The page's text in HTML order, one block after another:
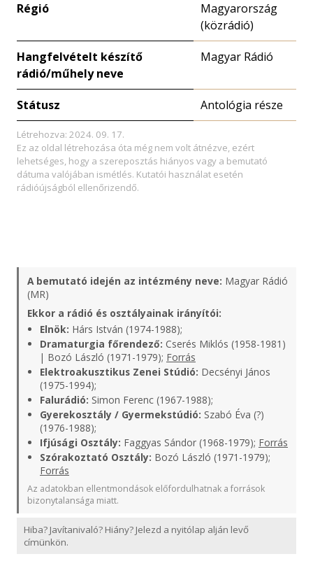
Régió
Magyarország
(közrádió)
Hangfelvételt készítő
rádió/műhely neve
Magyar Rádió
Státusz Antológia része
Létrehozva: 2024. 09. 17.
Ez az oldal létrehozása óta még nem volt átnézve, ezért
lehetséges, hogy a szereposztás hiányos vagy a bemutató
dátuma valójában ismétlés. Kutatói használat esetén
rádióújságból ellenőrizendő.
A bemutató idején az intézmény neve: Magyar Rádió
(MR)
Ekkor a rádió és osztályainak irányítói:
Elnök: Hárs István (1974-1988);
Dramaturgia főrendező: Cserés Miklós (1958-1981)
| Bozó László (1971-1979); Forrás
Elektroakusztikus Zenei Stúdió: Decsényi János
(1975-1994);
Falurádió: Simon Ferenc (1967-1988);
Gyerekosztály / Gyermekstúdió: Szabó Éva (?)
(1976-1988);
Ifjúsági Osztály: Faggyas Sándor (1968-1979); Forrás
Szórakoztató Osztály: Bozó László (1971-1979);
Forrás
Az adatokban ellentmondások előfordulhatnak a források
bizonytalansága miatt.
Hiba? Javítanivaló? Hiány? Jelezd a nyitólap alján levő
címünkön.